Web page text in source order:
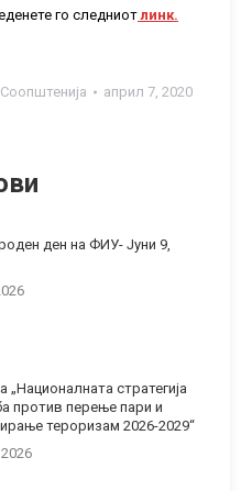
го следниотлинк.
Соопштенија април 7, 2020
ден на ФИУ- Jуни 9,
„Националната стратегија
против перење пари и
тероризам 2026-2029“